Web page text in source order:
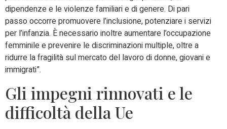
dipendenze e le violenze familiari e di genere. Di pari
passo occorre promuovere l’inclusione, potenziare i servizi
per l’infanzia. È necessario inoltre aumentare l’occupazione
femminile e prevenire le discriminazioni multiple, oltre a
ridurre la fragilità sul mercato del lavoro di donne, giovani e
immigrati”.
Gli impegni rinnovati e le
difficoltà della Ue